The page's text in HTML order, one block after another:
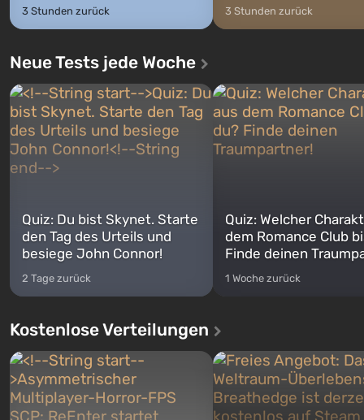
3 Stunden zurück 3 Stunden zurück
Neue Tests jede Woche
Quiz: Du bist Skynet. Starte
den Tag des Urteils und
besiege John Connor!
2 Tage zurück
Quiz: Welcher
dem Romance Club
Finde deinen
1 Woche zurück
Kostenlose Verteilungen